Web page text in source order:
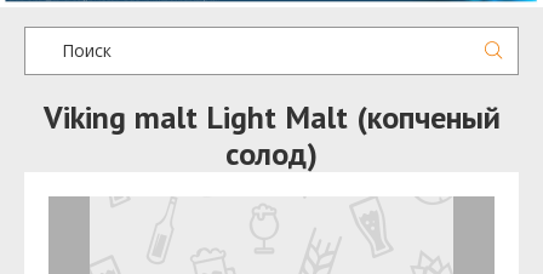
Viking malt Light Malt (копченый
солод)